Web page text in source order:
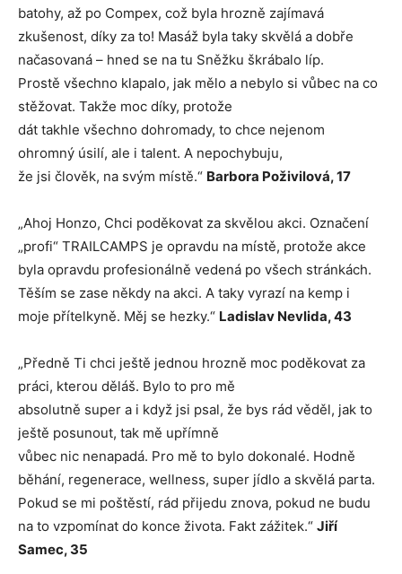
batohy, až po Compex, což byla hrozně zajímavá
zkušenost, díky za to! Masáž byla taky skvělá a dobře
načasovaná – hned se na tu Sněžku škrábalo líp.
Prostě všechno klapalo, jak mělo a nebylo si vůbec na co
stěžovat. Takže moc díky, protože
dát takhle všechno dohromady, to chce nejenom
ohromný úsilí, ale i talent. A nepochybuju,
že jsi člověk, na svým místě.“ Barbora Poživilová, 17
„Ahoj Honzo, Chci poděkovat za skvělou akci. Označení
„profi“ TRAILCAMPS je opravdu na místě, protože akce
byla opravdu profesionálně vedená po všech stránkách.
Těším se zase někdy na akci. A taky vyrazí na kemp i
moje přítelkyně. Měj se hezky.“ Ladislav Nevlida, 43
„Předně Ti chci ještě jednou hrozně moc poděkovat za
práci, kterou děláš. Bylo to pro mě
absolutně super a i když jsi psal, že bys rád věděl, jak to
ještě posunout, tak mě upřímně
vůbec nic nenapadá. Pro mě to bylo dokonalé. Hodně
běhání, regenerace, wellness, super jídlo a skvělá parta.
Pokud se mi poštěstí, rád přijedu znova, pokud ne budu
na to vzpomínat do konce života. Fakt zážitek.“ Jiří
Samec, 35